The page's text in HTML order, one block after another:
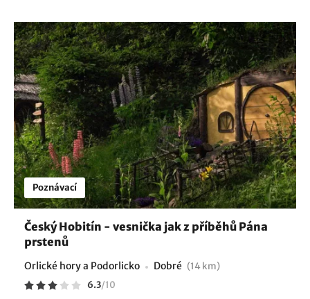
Poznávací
Český Hobitín - vesnička jak z příběhů Pána
prstenů
Orlické hory a Podorlicko Dobré (14 km)
6.3/10